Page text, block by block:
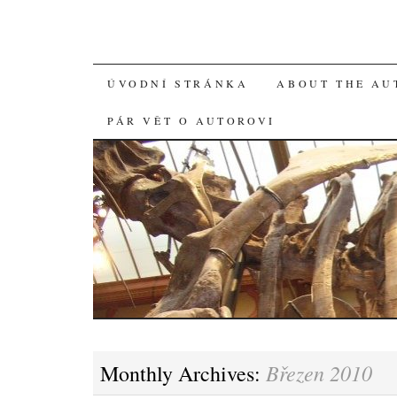
SKIP
TO
CONTENT
ÚVODNÍ STRÁNKA ABOUT THE
PÁR VĚT O AUTOROVI
Monthly Archives: Březen 2010